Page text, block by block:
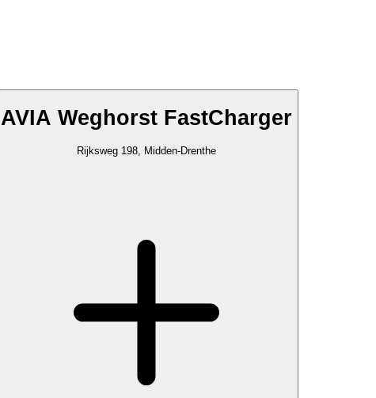
AVIA Weghorst FastCharger
Rijksweg 198, Midden-Drenthe